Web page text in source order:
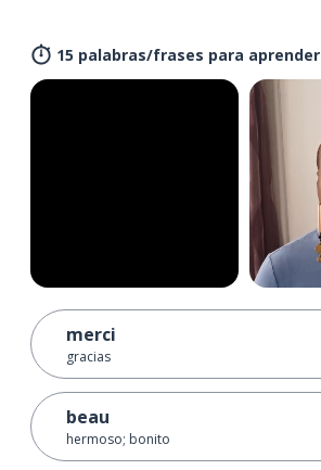
15 palabras/frases para aprender
merci
gracias
beau
hermoso; bonito